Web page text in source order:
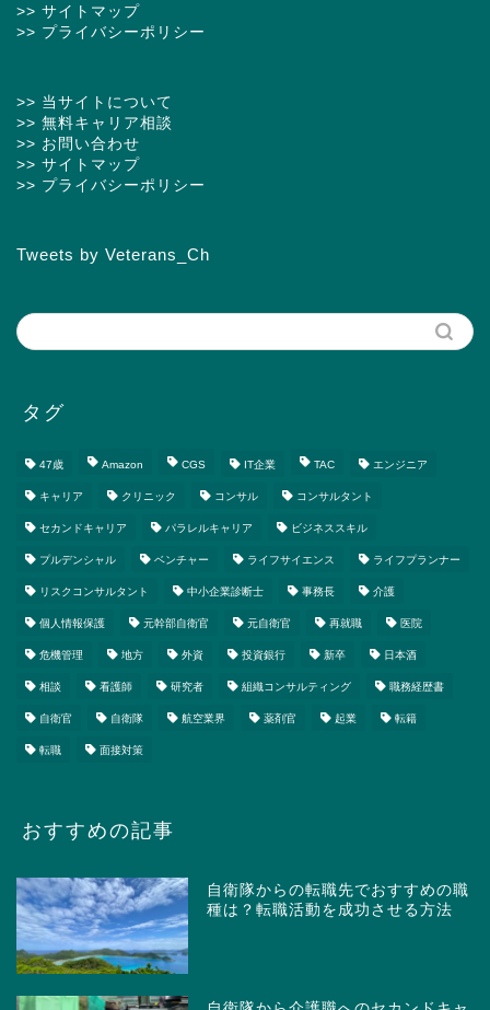
>> サイトマップ
>> プライバシーポリシー
>> 当サイトについて
>> 無料キャリア相談
>> お問い合わせ
>> サイトマップ
>> プライバシーポリシー
Tweets by Veterans_Ch
タグ
47歳 Amazon CGS IT企業 TAC エンジニア
キャリア クリニック コンサル コンサルタント
セカンドキャリア パラレルキャリア ビジネススキル
プルデンシャル ベンチャー ライフサイエンス ライフプランナー
リスクコンサルタント 中小企業診断士 事務長 介護
個人情報保護 元幹部自衛官 元自衛官 再就職 医院
危機管理 地方 外資 投資銀行 新卒 日本酒
相談 看護師 研究者 組織コンサルティング 職務経歴書
自衛官 自衛隊 航空業界 薬剤官 起業 転籍
転職 面接対策
おすすめの記事
自衛隊からの転職先でおすすめの職
種は？転職活動を成功させる方法